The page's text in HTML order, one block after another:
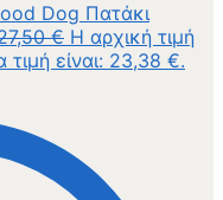
Πατάκι
€ Η αρχική τιμή
είναι: 23,38 €.